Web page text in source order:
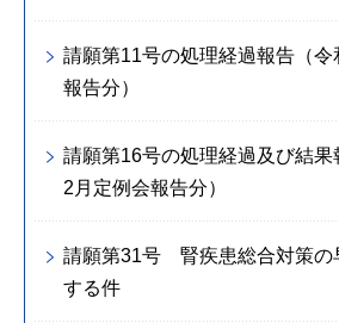
請願第11号の処理経過報告（令
報告分）
請願第16号の処理経過及び結
2月定例会報告分）
請願第31号 腎疾患総合対策の
する件